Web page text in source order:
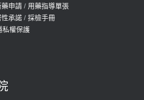
費流感及新冠疫苗】門診
篩檢MRI】新檢查服務
藥申請 / 用藥指導單張
性承諾 / 採檢手冊
私權保護